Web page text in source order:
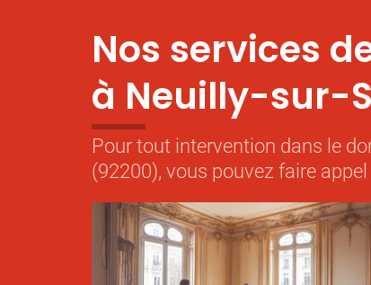
Nos services
à Neuilly-sur-
Pour tout intervention dans le
(92200), vous pouvez faire